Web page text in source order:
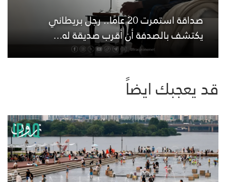
صداقة استمرت 20 عامًا.. رجل بريطاني
يكتشف بالصدفة أن أقرب صديقة له...
قد يعجبك ايضاً